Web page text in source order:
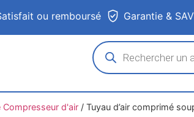
ou remboursé Garantie & SAV
Compresseur d'air/ Tuyau d’air comprimé